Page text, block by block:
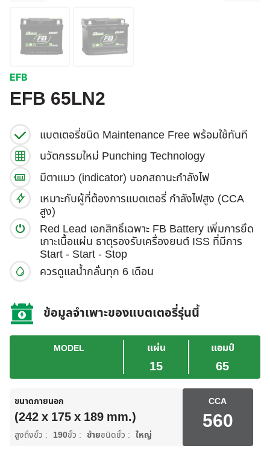
EFB
EFB 65LN2
แบตเตอรี่ชนิด Maintenance Free พร้อมใช้ทันที
นวัตกรรมใหม่ Punching Technology
มีตาแมว (indicator) บอกสถานะกำลังไฟ
เหมาะกับผู้ที่ต้องการแบตเตอรี่ กำลังไฟสูง (CCA
สูง)
Red Lead เอกสิทธิ์เฉพาะ FB Battery เพิ่มการยึด
เกาะเนื้อแผ่น ธาตุรองรับเครื่องยนต์ ISS ที่มีการ
Start - Start - Stop
ควรดูแลน้ำกลั่นทุก 6 เดือน
ข้อมูลจำเพาะของแบตเตอรี่รุ่นนี้
MODEL แผ่น
15
แอมป์
65
ขนาดภายนอก
(242 x 175 x 189 mm.)
สูงถึงขั้ว : 190ขั้ว : ซ้ายชนิดขั้ว : ใหญ่
CCA
560